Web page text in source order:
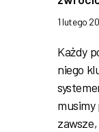
1 lutego
Każdy
niego
musimy